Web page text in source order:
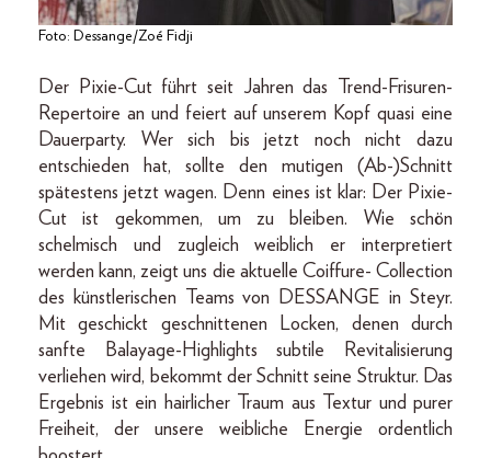
Foto: Dessange/Zoé Fidji
Der Pixie-Cut führt seit Jahren das Trend-Frisuren-
Repertoire an und feiert auf unserem Kopf quasi eine
Dauerparty. Wer sich bis jetzt noch nicht dazu
entschieden hat, sollte den mutigen (Ab-)Schnitt
spätestens jetzt wagen. Denn eines ist klar: Der Pixie-
Cut ist gekommen, um zu bleiben. Wie schön
schelmisch und zugleich weiblich er interpretiert
werden kann, zeigt uns die aktuelle Coiffure- Collection
des künstlerischen Teams von DESSANGE in Steyr.
Mit geschickt geschnittenen Locken, denen durch
sanfte Balayage-Highlights subtile Revitalisierung
verliehen wird, bekommt der Schnitt seine Struktur. Das
Ergebnis ist ein hairlicher Traum aus Textur und purer
Freiheit, der unsere weibliche Energie ordentlich